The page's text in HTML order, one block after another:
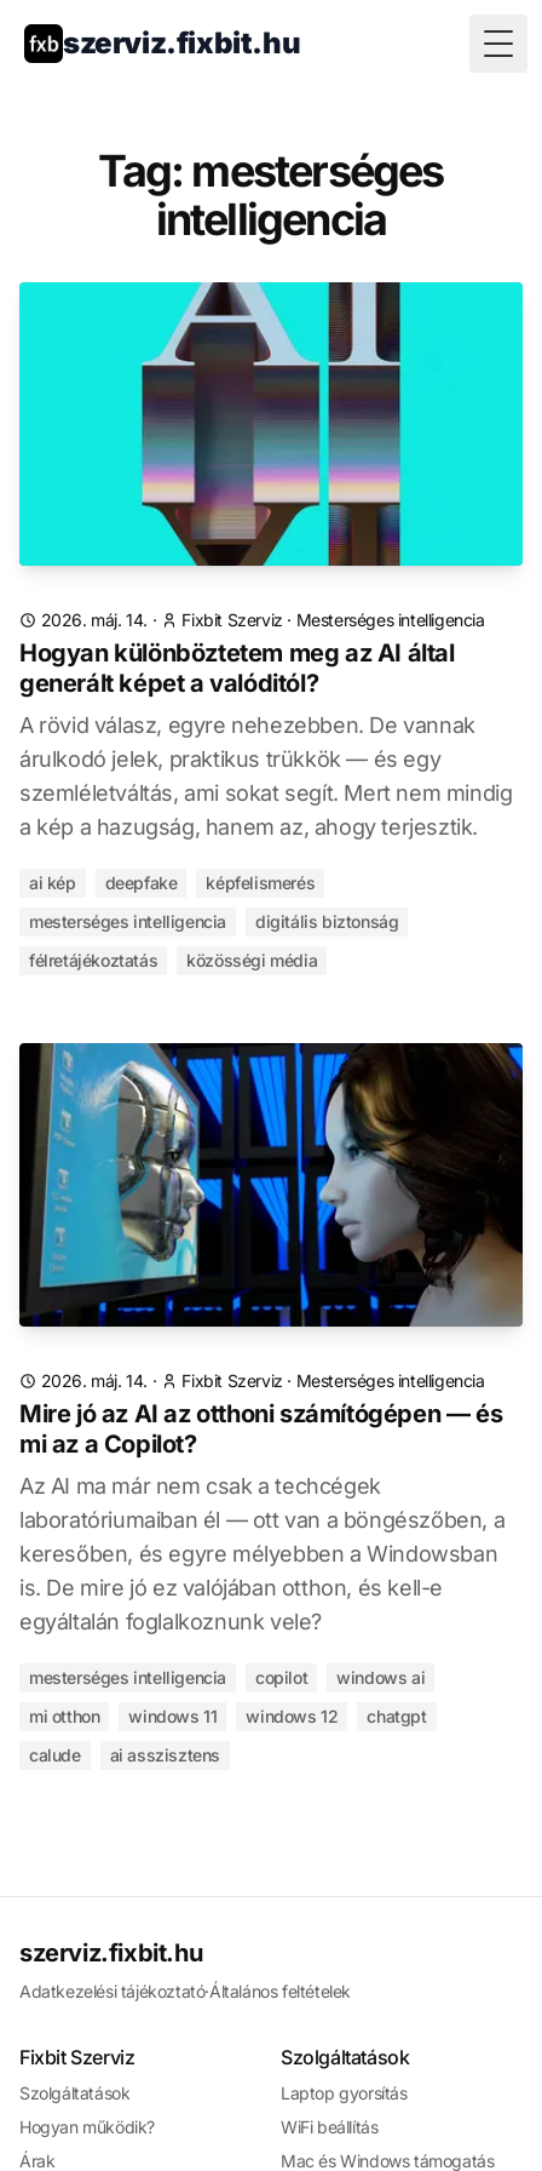
szerviz.fixbit.hu
Tag: mesterséges
intelligencia
2026. máj. 14. · Fixbit Szerviz · Mesterséges intelligencia
Hogyan különböztetem meg az AI által
generált képet a valóditól?
A rövid válasz, egyre nehezebben. De vannak
árulkodó jelek, praktikus trükkök — és egy
szemléletváltás, ami sokat segít. Mert nem mindig
a kép a hazugság, hanem az, ahogy terjesztik.
ai kép deepfake
képfelismerés
mesterséges intelligencia
digitális biztonság
félretájékoztatás
közösségi média
2026. máj. 14. · Fixbit Szerviz · Mesterséges intelligencia
Mire jó az AI az otthoni számítógépen — és
mi az a Copilot?
Az AI ma már nem csak a techcégek
laboratóriumaiban él — ott van a böngészőben, a
keresőben, és egyre mélyebben a Windowsban
is. De mire jó ez valójában otthon, és kell-e
egyáltalán foglalkoznunk vele?
mesterséges intelligencia copilot
windows ai
mi otthon
windows 11 windows 12
chatgpt
calude
ai asszisztens
szerviz.fixbit.hu
Adatkezelési tájékoztató·Általános feltételek
Fixbit Szerviz
Szolgáltatások
Hogyan működik?
Árak
Szolgáltatások
Laptop gyorsítás
WiFi beállítás
Mac és Windows támogatás